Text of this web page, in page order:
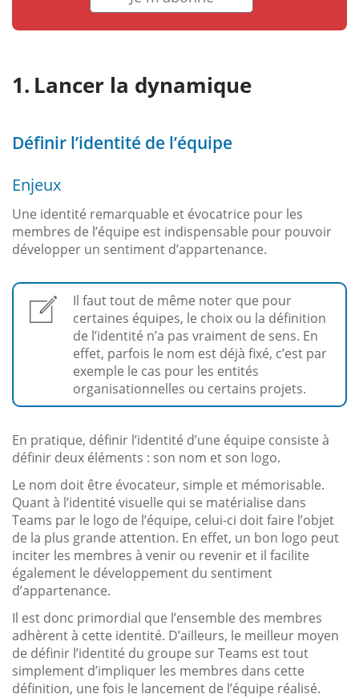
Lancer la dynamique
Définir l’identité de l’équipe
Enjeux
Une identité remarquable et évocatrice pour les
membres de l’équipe est indispensable pour pouvoir
développer un sentiment d’appartenance.
Il faut tout de même noter que pour
certaines équipes, le choix ou la définition
de l’identité n’a pas vraiment de sens. En
effet, parfois le nom est déjà fixé, c’est par
exemple le cas pour les entités
organisationnelles ou certains projets.
En pratique, définir l’identité d’une équipe consiste à
définir deux éléments : son nom et son logo.
Le nom doit être évocateur, simple et mémorisable.
Quant à l’identité visuelle qui se matérialise dans
Teams par le logo de l’équipe, celui-ci doit faire l’objet
de la plus grande attention. En effet, un bon logo peut
inciter les membres à venir ou revenir et il facilite
également le développement du sentiment
d’appartenance.
Il est donc primordial que l’ensemble des membres
adhèrent à cette identité. D’ailleurs, le meilleur moyen
de définir l’identité du groupe sur Teams est tout
simplement d’impliquer les membres dans cette
définition, une fois le lancement de l’équipe réalisé.